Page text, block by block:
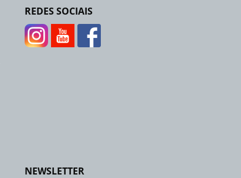
REDES SOCIAIS
NEWSLETTER